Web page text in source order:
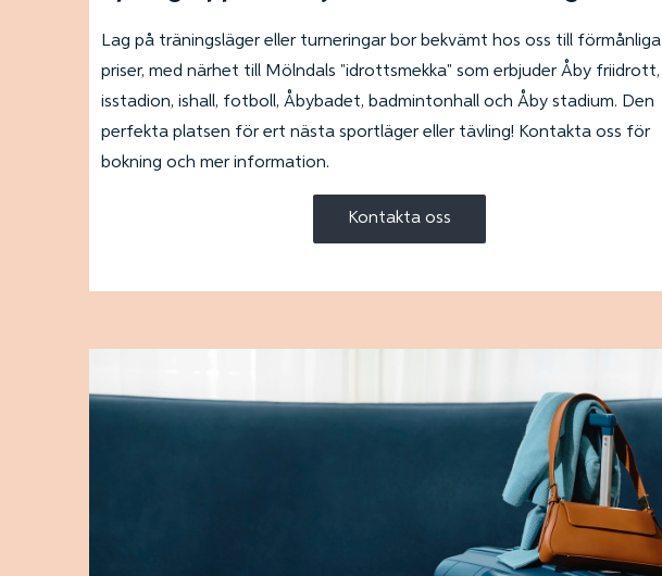
Lag på träningsläger eller turneringar bor bekvämt hos oss till förmånliga
priser, med närhet till Mölndals "idrottsmekka" som erbjuder Åby friidrott,
isstadion, ishall, fotboll, Åbybadet, badmintonhall och Åby stadium. Den
perfekta platsen för ert nästa sportläger eller tävling! Kontakta oss för
bokning och mer information.
Kontakta oss